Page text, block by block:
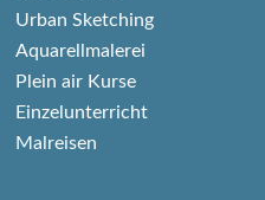
Urban Sketching
Aquarellmalerei
Plein air Kurse
Einzelunterricht
Malreisen